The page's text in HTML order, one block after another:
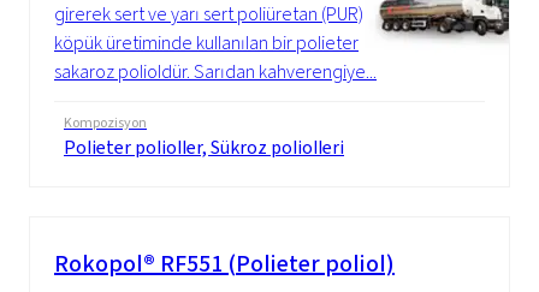
girerek sert ve yarı sert poliüretan (PUR)
köpük üretiminde kullanılan bir polieter
sakaroz polioldür. Sarıdan kahverengiye...
Kompozisyon
Polieter polioller, Sükroz poliolleri
Rokopol® RF551 (Polieter poliol)